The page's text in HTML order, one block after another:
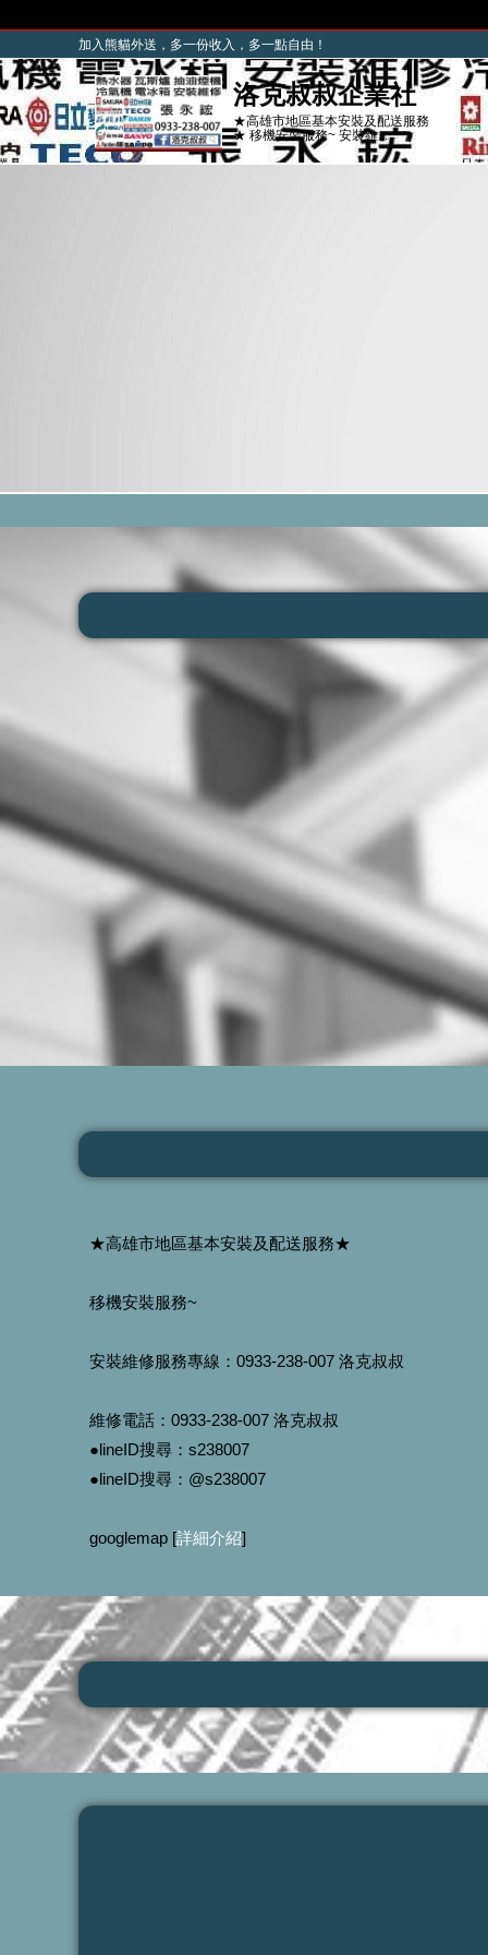
加入熊貓外送，多一份收入，多一點自由！
洛克叔叔企業社
★高雄市地區基本安裝及配送服務
★ 移機安裝服務~ 安裝維...
★高雄市地區基本安裝及配送服務★
移機安裝服務~
安裝維修服務專線：0933-238-007 洛克叔叔
維修電話：0933-238-007 洛克叔叔
●lineID搜尋：s238007
●lineID搜尋：@s238007
googlemap [詳細介紹]